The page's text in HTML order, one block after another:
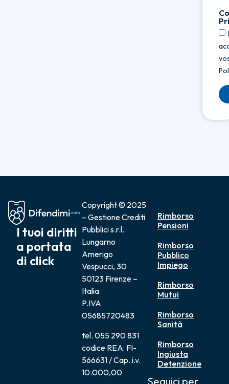
I tuoi diritti
a portata
di click
Copyright © 2025
– Gestione Crediti
Pubblici s.r.l.
Lungarno
Amerigo
Vespucci, 30
50123 Firenze –
Italia
P.IVA
05685720483
tel. 055 290 831
codice REA: FI-
566631 / Cap. i.v.
10.000,00
Rimborso
Pensioni
Rimborso
Pubblico
Impiego
Rimborso
Mutui
Rimborso
Sanità
Rimborso
Ingiusta
Detenzione
Seguici per